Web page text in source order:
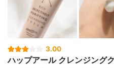
3.00
ハップアール クレンジング